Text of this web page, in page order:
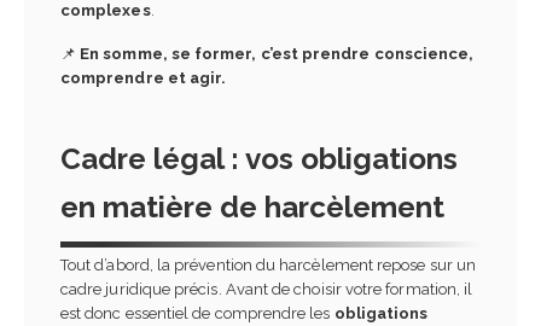
complexes.
📌 En somme, se former, c’est prendre conscience,
comprendre et agir.
Cadre légal : vos obligations
en matière de harcèlement
Tout d’abord, la prévention du harcèlement repose sur un
cadre juridique précis. Avant de choisir votre formation, il
est donc essentiel de comprendre les obligations